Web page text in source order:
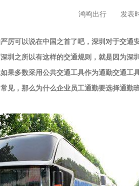
鸿鸣出行 发表
厉可以说在中国之首了吧，深圳对于交
圳之所以有这样的交通规则，就是因为
果多数采用公共交通工具作为通勤交通
见，那么为什么企业员工通勤要选择通勤